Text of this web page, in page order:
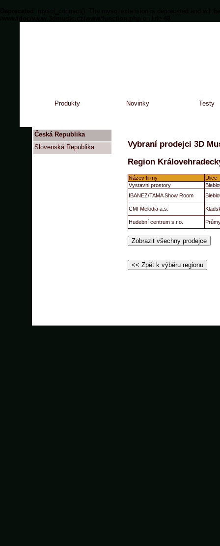
Produkty Novinky Testy
Vybraní prodejci 3D
Region
Název firmy
Ulice
Vystavni prostory
IBANEZ/TAMA Show Room
CMI Melodia a.s.
Hudební centrum s.r.o.
Česká Republika
Slovenská Republika